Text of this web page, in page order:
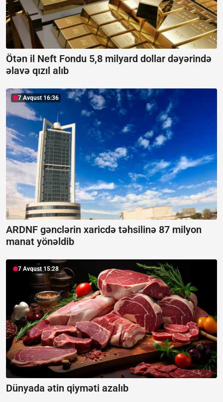
Ötən il Neft Fondu 5,8 milyard dollar dəyərində
əlavə qızıl alıb
7 Avqust 16:36
ARDNF gənclərin xaricdə təhsilinə 87 milyon
manat yönəldib
7 Avqust 15:28
Dünyada ətin qiyməti azalıb